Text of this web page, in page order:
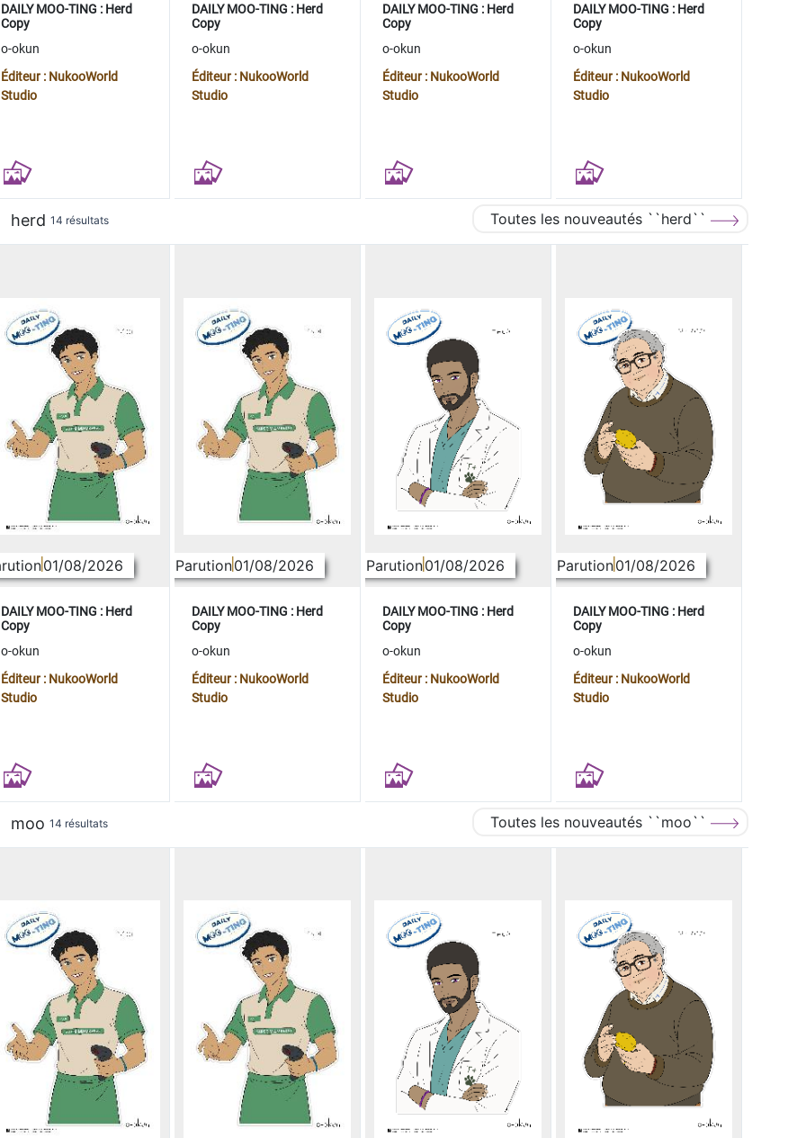
DAILY MOO-TING : Herd
Copy
o-okun
Éditeur : NukooWorld
Studio
DAILY MOO-TING : Herd
Copy
o-okun
Éditeur : NukooWorld
Studio
DAILY MOO-TING : Herd
Copy
o-okun
Éditeur : NukooWorld
Studio
DAILY MOO-TING : Herd
Copy
o-okun
Éditeur : NukooWorld
Studio
herd 14 résultats Toutes les nouveautés ``herd``
01/08/2026
DAILY MOO-TING : Herd
Copy
o-okun
Éditeur : NukooWorld
Studio
Parution01/08/2026
DAILY MOO-TING : Herd
Copy
o-okun
Éditeur : NukooWorld
Studio
Parution01/08/2026
DAILY MOO-TING : Herd
Copy
o-okun
Éditeur : NukooWorld
Studio
Parution01/08/2026
DAILY MOO-TING : Herd
Copy
o-okun
Éditeur : NukooWorld
Studio
moo 14 résultats Toutes les nouveautés ``moo``